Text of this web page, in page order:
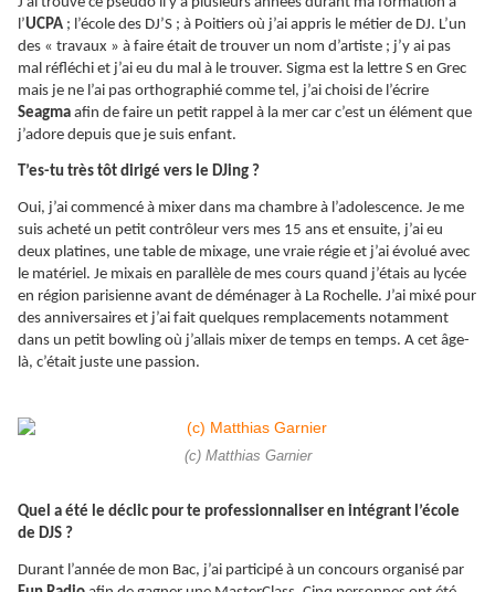
l’UCPA ; l’école des DJ’S ; à Poitiers où j’ai appris le métier de DJ. L’un
des « travaux » à faire était de trouver un nom d’artiste ; j’y ai pas
mal réfléchi et j’ai eu du mal à le trouver. Sigma est la lettre S en Grec
mais je ne l’ai pas orthographié comme tel, j’ai choisi de l’écrire
Seagma afin de faire un petit rappel à la mer car c’est un élément que
j’adore depuis que je suis enfant.
T’es-tu très tôt dirigé vers le DJing ?
Oui, j’ai commencé à mixer dans ma chambre à l’adolescence. Je me
suis acheté un petit contrôleur vers mes 15 ans et ensuite, j’ai eu
deux platines, une table de mixage, une vraie régie et j’ai évolué avec
le matériel. Je mixais en parallèle de mes cours quand j’étais au lycée
en région parisienne avant de déménager à La Rochelle. J’ai mixé pour
des anniversaires et j’ai fait quelques remplacements notamment
dans un petit bowling où j’allais mixer de temps en temps. A cet âge-
là, c’était juste une passion.
(c) Matthias Garnier
Quel a été le déclic pour te professionnaliser en intégrant l’école
de DJS ?
Durant l’année de mon Bac, j’ai participé à un concours organisé par